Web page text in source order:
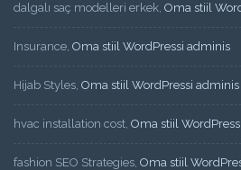
dalgalı saç modelleri erkek, Oma stiil
Insurance, Oma stiil WordPressi adminis
Hijab Styles, Oma stiil WordPressi adminis
hvac installation cost, Oma stiil
fashion SEO Strategies, Oma stiil